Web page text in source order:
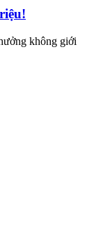
không giới